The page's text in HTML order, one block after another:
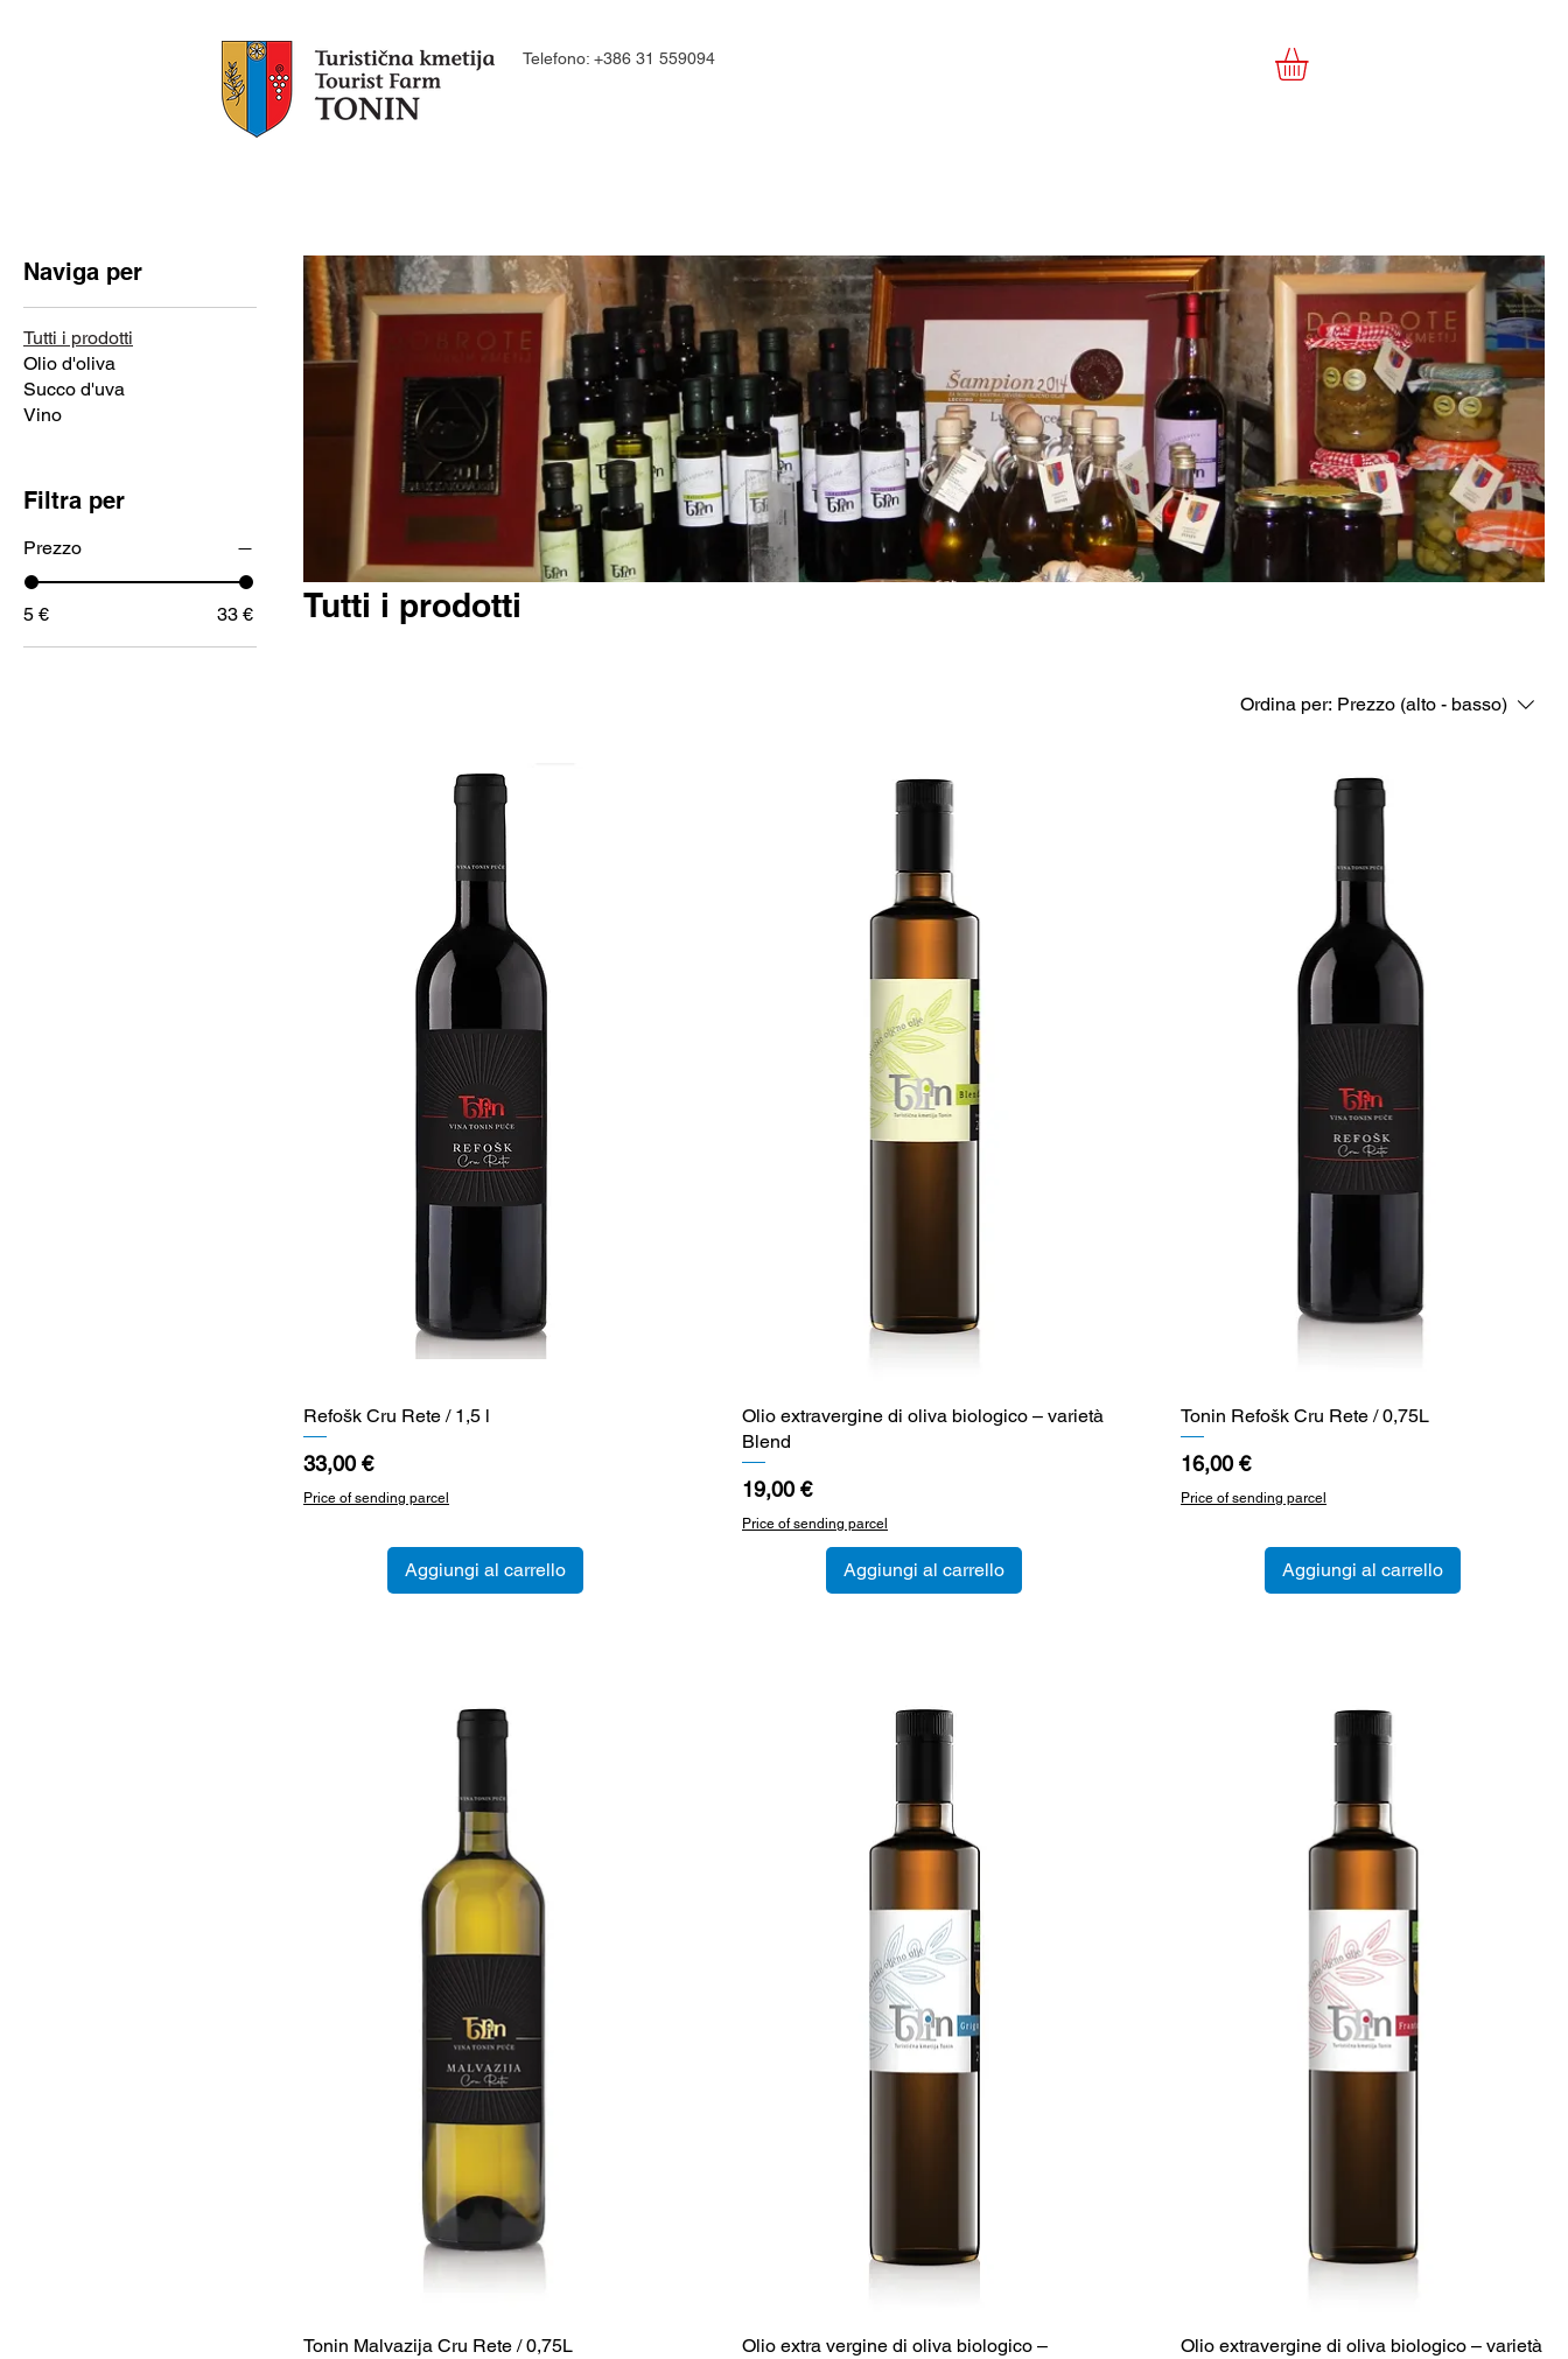
Telefono: +386 31 559094
Naviga per
Tutti i prodotti
Olio d'oliva
Succo d'uva
Vino
Filtra per
Prezzo
5 € 33 € Tutti i prodotti
Ordina per: Prezzo (alto - basso)
Vista rapida
Refošk Cru Rete / 1,5 l
Prezzo
33,00 €
Price of sending parcel
Aggiungi al carrello
Vista rapida
Olio extravergine di oliva biologico – varietà
Blend
Prezzo
19,00 €
Price of sending parcel
Aggiungi al carrello
Vista rapida
Tonin Refošk Cru Rete / 0,75L
Prezzo
16,00 €
Price of sending parcel
Aggiungi al carrello
Vista rapida
Tonin Malvazija Cru Rete / 0,75L Vista rapida
Olio extra vergine di oliva biologico –
Vista rapida
Olio extravergine di oliva biologico – varietà